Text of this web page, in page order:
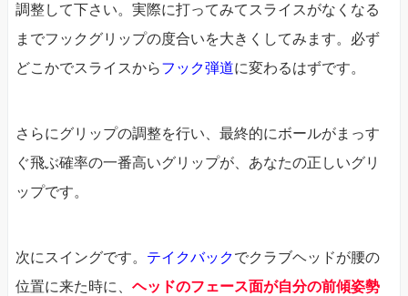
調整して下さい。実際に打ってみてスライスがなくなる
までフックグリップの度合いを大きくしてみます。必ず
どこかでスライスからフック弾道に変わるはずです。
さらにグリップの調整を行い、最終的にボールがまっす
ぐ飛ぶ確率の一番高いグリップが、あなたの正しいグリ
ップです。
次にスイングです。 テイクバックでクラブヘッドが腰の
位置に来た時に、 ヘッドのフェース面が自分の前傾姿勢